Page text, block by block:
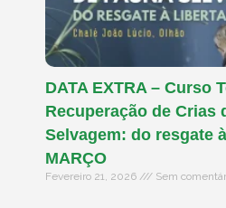
DATA EXTRA – Curso
Recuperação de Crias
Selvagem: do resgate
MARÇO
Fevereiro 21, 2026 Sem